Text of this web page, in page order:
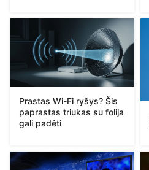
Prastas Wi-Fi ryšys? Šis
paprastas triukas su folija
gali padėti